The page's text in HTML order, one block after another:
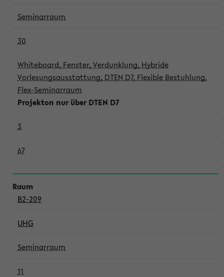
Seminarraum
30
Whiteboard, Fenster, Verdunklung, Hybride
Vorlesungsausstattung, DTEN D7, Flexible Bestuhlung,
Flex-Seminarraum
Projekton nur über DTEN D7
3
67
B2-209
UHG
Seminarraum
11